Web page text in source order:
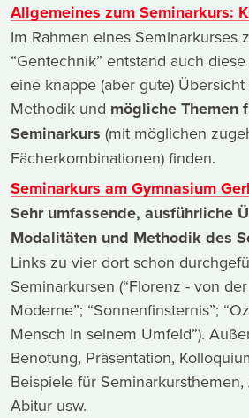
Allgemeines zum Seminarkurs:
Im Rahmen eines Seminarkurses
“Gentechnik” entstand auch
eine knappe (aber gute)
Methodik und mögliche Themen
Seminarkurs (mit möglichen
Fächerkombinationen) finden.
Seminarkurs am Gymnasium
Sehr umfassende, ausführliche
Modalitäten und Methodik des
Links zu vier dort schon
Seminarkursen (“Florenz - von
Moderne”; “Sonnenfinsternis”;
Mensch in seinem Umfeld”).
Benotung, Präsentation,
Beispiele für
Abitur usw.